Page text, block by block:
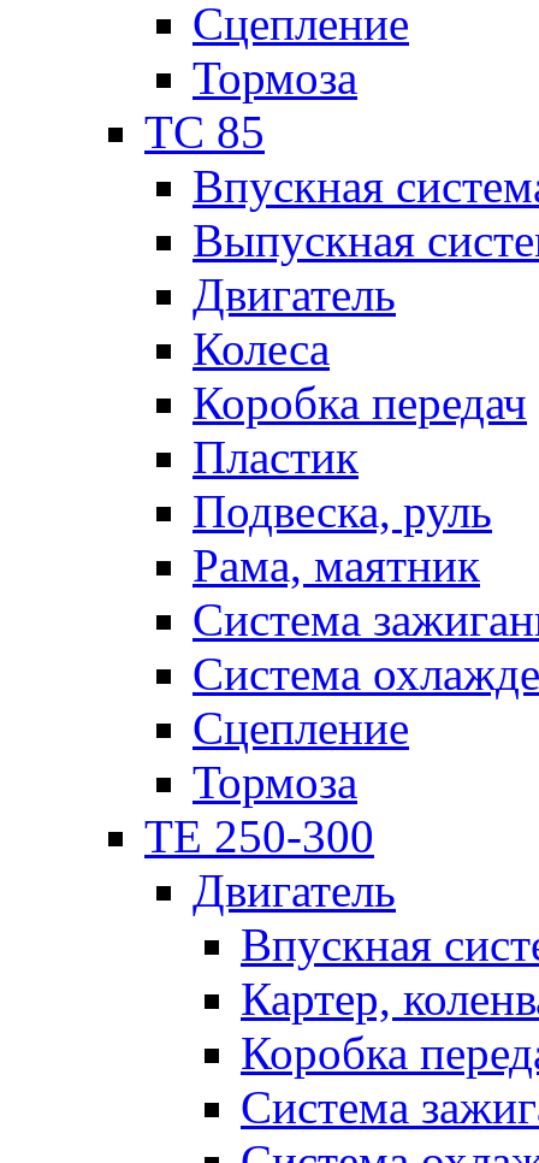
Сцепление
Тормоза
TC 85
Впускная
Выпускная
Двигатель
Колеса
Коробка передач
Пластик
Подвеска, руль
Рама, маятник
Система
Система
Сцепление
Тормоза
TE 250-300
Двигатель
Впускная
Картер,
Коробка
Система